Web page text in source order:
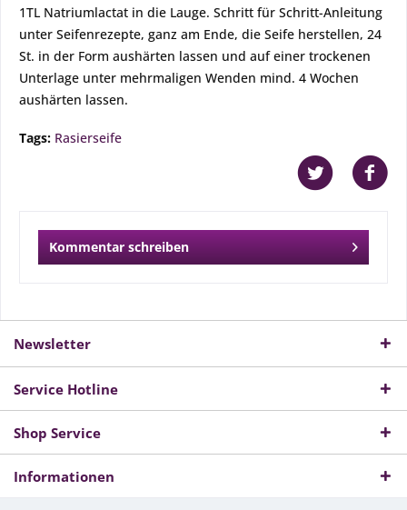
1TL Natriumlactat in die Lauge. Schritt für Schritt-Anleitung
unter Seifenrezepte, ganz am Ende, die Seife herstellen, 24
St. in der Form aushärten lassen und auf einer trockenen
Unterlage unter mehrmaligen Wenden mind. 4 Wochen
aushärten lassen.
Tags: Rasierseife
Kommentar schreiben
Newsletter
Service Hotline
Shop Service
Informationen